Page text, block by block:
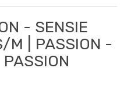
- SENSIE
M | PASSION -